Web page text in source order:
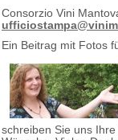
Consorzio Vini
Ein Beitrag mit Fotos
schreiben Sie uns